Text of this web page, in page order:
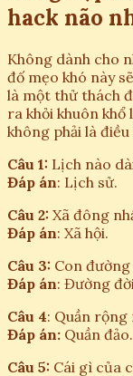
hack não
Không dành cho
đố mẹo khó này
là một thử thách
ra khỏi khuôn
không phải là
Câu 1: Lịch nào
Đáp án: Lịch sử.
Câu 2: Xã đông
Đáp án: Xã hội.
Câu 3: Con
Đáp án: Đường
Câu 4: Quần rộng
Đáp án: Quần đảo.
Câu 5: Cái gì của